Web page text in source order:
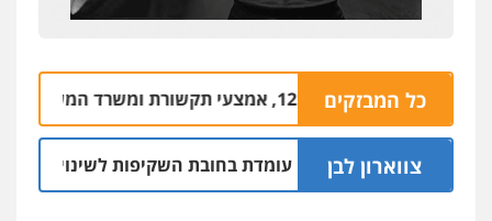
כל המבזקים
תקשורת ומשרד המשפטים
צווארון לבן
המשטרה אינה עומדת בחובת השקיפות לשינוי סף האכיפה